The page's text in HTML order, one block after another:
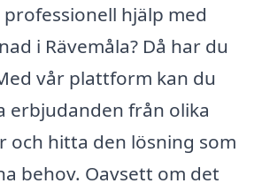
hjälp med
i Rävemåla? Då har du
vår plattform kan du
erbjudanden från olika
och hitta den lösning som
behov. Oavsett om det